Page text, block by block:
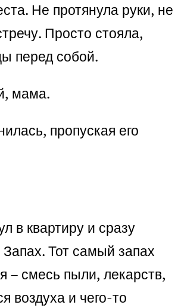
Не протянула руки, не
Просто стояла,
перед собой.
мама.
пропуская его
в квартиру и сразу
Тот самый запах
– смесь пыли, лекарств,
воздуха и чего-то